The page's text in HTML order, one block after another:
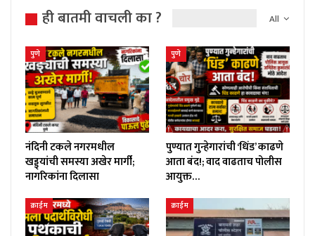
All
ही बातमी वाचली का ?
पुणे
नंदिनी टकले नगरमधील
खड्ड्यांची समस्या अखेर मार्गी;
नागरिकांना दिलासा
पुणे
पुण्यात गुन्हेगारांची ‘धिंड’ काढणे
आता बंद!; वाद वाढताच पोलीस
आयुक्त…
क्राईम क्राईम